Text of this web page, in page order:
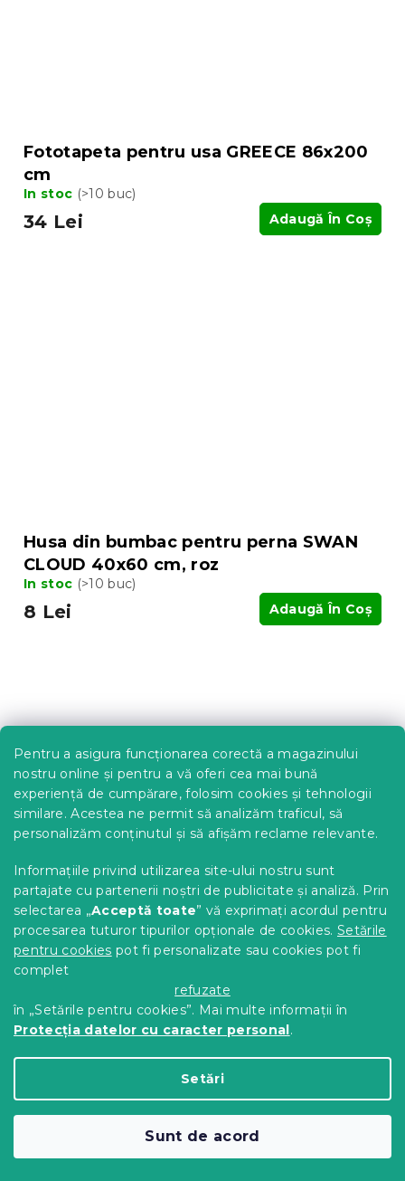
Pentru a asigura funcționarea corectă a magazinului
nostru online și pentru a vă oferi cea mai bună
experiență de cumpărare, folosim cookies și tehnologii
similare. Acestea ne permit să analizăm traficul, să
personalizăm conținutul și să afișăm reclame relevante.
Informațiile privind utilizarea site-ului nostru sunt
partajate cu partenerii noștri de publicitate și analiză. Prin
selectarea „Acceptă toate” vă exprimați acordul pentru
procesarea tuturor tipurilor opționale de cookies. Setările
pentru cookies pot fi personalizate sau cookies pot fi
complet
refuzate
în „Setările pentru cookies”. Mai multe informații în
Protecția datelor cu caracter personal.
Setări
Sunt de acord
Fototapeta pentru usa GREECE 86x200
cm
In stoc (>10 buc)
34 Lei Adaugă În Coş
Husa din bumbac pentru perna SWAN
CLOUD 40x60 cm, roz
In stoc (>10 buc)
8 Lei Adaugă În Coş
Polita decorativa de perete ACCENTS
37 cm - mai multe culori
In stoc
de la 22 Lei